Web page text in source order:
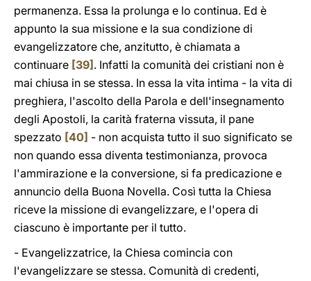
permanenza. Essa la prolunga e lo continua. Ed è
appunto la sua missione e la sua condizione di
evangelizzatore che, anzitutto, è chiamata a
continuare [39] . Infatti la comunità dei cristiani non è
mai chiusa in se stessa. In essa la vita intima - la vita di
preghiera, l'ascolto della Parola e dell'insegnamento
degli Apostoli, la carità fraterna vissuta, il pane
spezzato [40] - non acquista tutto il suo significato se
non quando essa diventa testimonianza, provoca
l'ammirazione e la conversione, si fa predicazione e
annuncio della Buona Novella. Così tutta la Chiesa
riceve la missione di evangelizzare, e l'opera di
ciascuno è importante per il tutto.
- Evangelizzatrice, la Chiesa comincia con
l'evangelizzare se stessa. Comunità di credenti,